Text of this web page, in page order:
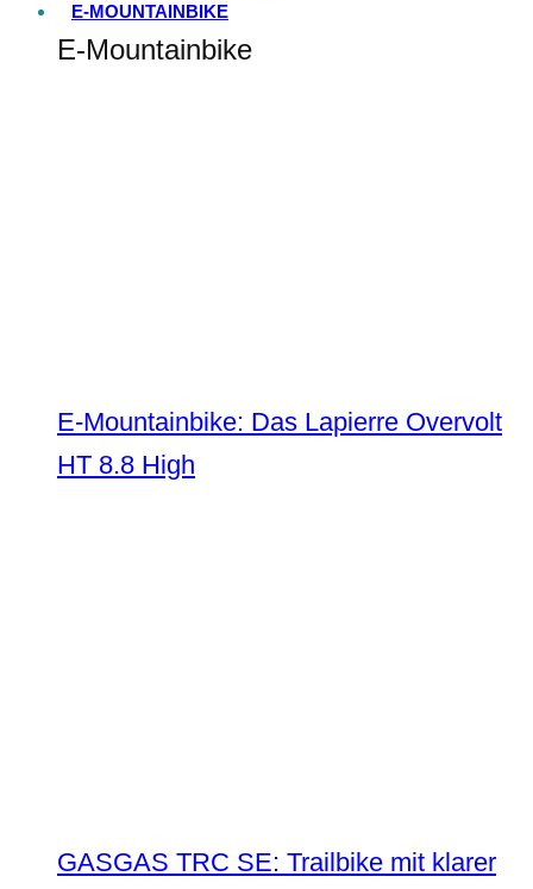
E-MOUNTAINBIKE
E-Mountainbike
E-Mountainbike: Das Lapierre Overvolt
HT 8.8 High
GASGAS TRC SE: Trailbike mit klarer